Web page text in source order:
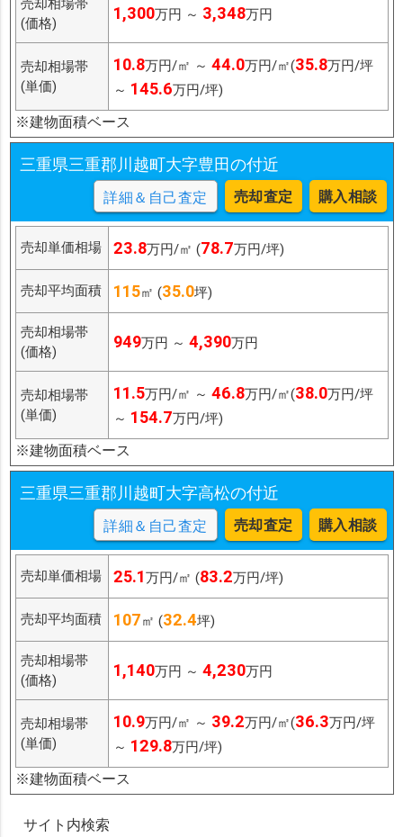
売却相場帯
(価格)
1,300万円 ～ 3,348万円
売却相場帯
(単価)
10.8万円/㎡ ～ 44.0万円/㎡(35.8万円/坪
～ 145.6万円/坪)
※建物面積ベース
三重県三重郡川越町大字豊田の付近
詳細＆自己査定 売却査定 購入相談
売却単価相場 23.8万円/㎡ (78.7万円/坪)
売却平均面積 115㎡ (35.0坪)
売却相場帯
(価格)
949万円 ～ 4,390万円
売却相場帯
(単価)
11.5万円/㎡ ～ 46.8万円/㎡(38.0万円/坪
～ 154.7万円/坪)
※建物面積ベース
三重県三重郡川越町大字高松の付近
詳細＆自己査定 売却査定 購入相談
売却単価相場 25.1万円/㎡ (83.2万円/坪)
売却平均面積 107㎡ (32.4坪)
売却相場帯
(価格)
1,140万円 ～ 4,230万円
売却相場帯
(単価)
10.9万円/㎡ ～ 39.2万円/㎡(36.3万円/坪
～ 129.8万円/坪)
※建物面積ベース
サイト内検索